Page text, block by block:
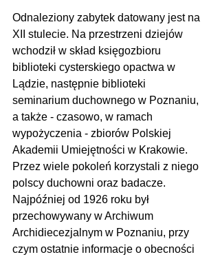
Odnaleziony zabytek datowany jest na
XII stulecie. Na przestrzeni dziejów
wchodził w skład księgozbioru
biblioteki cysterskiego opactwa w
Lądzie, następnie biblioteki
seminarium duchownego w Poznaniu,
a także - czasowo, w ramach
wypożyczenia - zbiorów Polskiej
Akademii Umiejętności w Krakowie.
Przez wiele pokoleń korzystali z niego
polscy duchowni oraz badacze.
Najpóźniej od 1926 roku był
przechowywany w Archiwum
Archidiecezjalnym w Poznaniu, przy
czym ostatnie informacje o obecności